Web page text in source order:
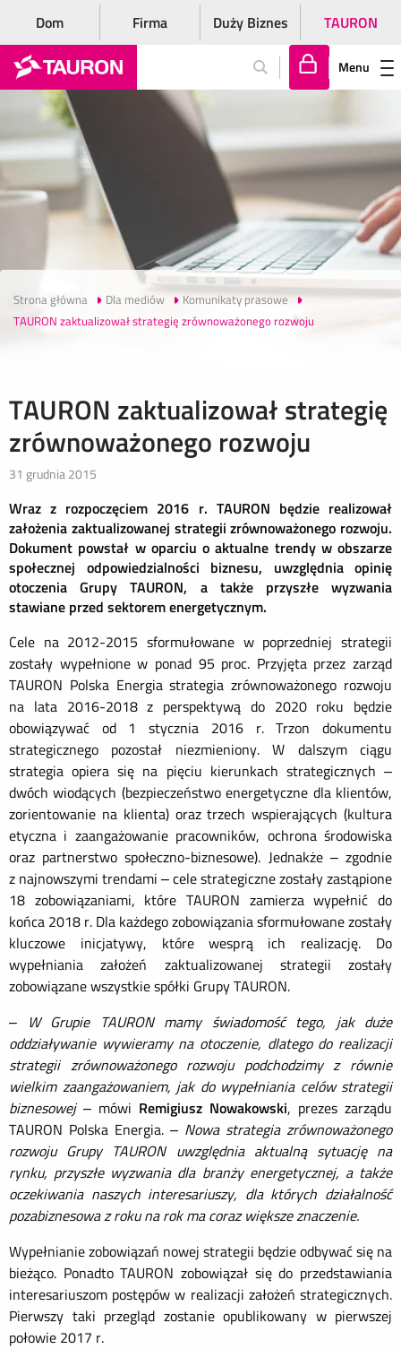
Dom Firma Duży Biznes TAURON
lo
gu
j
si
ę
Menu
Strona główna Dla mediów
Komunikaty prasowe
TAURON zaktualizował strategię zrównoważonego rozwoju
TAURON zaktualizował strategię
zrównoważonego rozwoju
31 grudnia 2015
Wraz z rozpoczęciem 2016 r. TAURON będzie realizował
założenia zaktualizowanej strategii zrównoważonego rozwoju.
Dokument powstał w oparciu o aktualne trendy w obszarze
społecznej odpowiedzialności biznesu, uwzględnia opinię
otoczenia Grupy TAURON, a także przyszłe wyzwania
stawiane przed sektorem energetycznym.
Cele na 2012-2015 sformułowane w poprzedniej strategii
zostały wypełnione w ponad 95 proc. Przyjęta przez zarząd
TAURON Polska Energia strategia zrównoważonego rozwoju
na lata 2016-2018 z perspektywą do 2020 roku będzie
obowiązywać od 1 stycznia 2016 r. Trzon dokumentu
strategicznego pozostał niezmieniony. W dalszym ciągu
strategia opiera się na pięciu kierunkach strategicznych –
dwóch wiodących (bezpieczeństwo energetyczne dla klientów,
zorientowanie na klienta) oraz trzech wspierających (kultura
etyczna i zaangażowanie pracowników, ochrona środowiska
oraz partnerstwo społeczno-biznesowe). Jednakże – zgodnie
z najnowszymi trendami – cele strategiczne zostały zastąpione
18 zobowiązaniami, które TAURON zamierza wypełnić do
końca 2018 r. Dla każdego zobowiązania sformułowane zostały
kluczowe inicjatywy, które wesprą ich realizację. Do
wypełniania założeń zaktualizowanej strategii zostały
zobowiązane wszystkie spółki Grupy TAURON.
– W Grupie TAURON mamy świadomość tego, jak duże
oddziaływanie wywieramy na otoczenie, dlatego do realizacji
strategii zrównoważonego rozwoju podchodzimy z równie
wielkim zaangażowaniem, jak do wypełniania celów strategii
biznesowej– mówi Remigiusz Nowakowski, prezes zarządu
TAURON Polska Energia. – Nowa strategia zrównoważonego
rozwoju Grupy TAURON uwzględnia aktualną sytuację na
rynku, przyszłe wyzwania dla branży energetycznej, a także
oczekiwania naszych interesariuszy, dla których działalność
pozabiznesowa z roku na rok ma coraz większe znaczenie.
Wypełnianie zobowiązań nowej strategii będzie odbywać się na
bieżąco. Ponadto TAURON zobowiązał się do przedstawiania
interesariuszom postępów w realizacji założeń strategicznych.
Pierwszy taki przegląd zostanie opublikowany w pierwszej
połowie 2017 r.